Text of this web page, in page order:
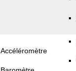
Accéléromètre